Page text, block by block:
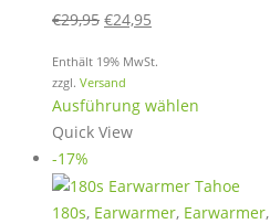
€29,95 Ursprünglicher
war:
€24,95
ist:
€24,95.
Enthält 19% MwSt.
zzgl. Versand
Ausführung wählen
mehrere
Varianten
Quick View
-17%
180s, Earwarmer, Earwarmer,